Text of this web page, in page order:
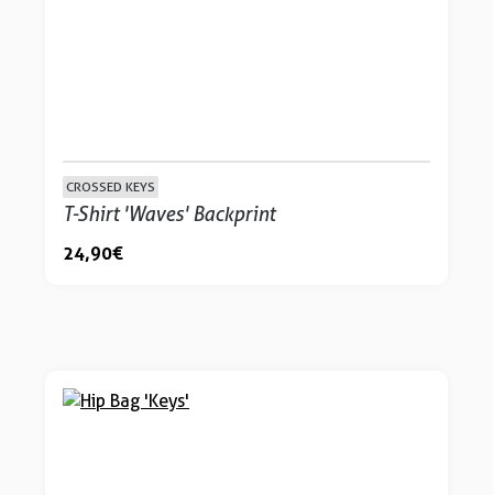
CROSSED KEYS
T-Shirt 'Waves' Backprint
24,90 €